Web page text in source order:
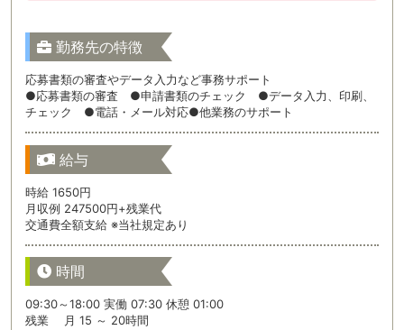
勤務先の特徴
応募書類の審査やデータ入力など事務サポート
●応募書類の審査 ●申請書類のチェック ●データ入力、印刷、
チェック ●電話・メール対応●他業務のサポート
給与
時給 1650円
月収例 247500円+残業代
交通費全額支給 ※当社規定あり
時間
09:30～18:00 実働 07:30 休憩 01:00
残業 月 15 ～ 20時間